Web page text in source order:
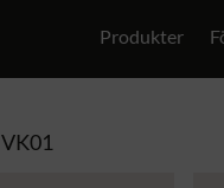
Produkter
VK01